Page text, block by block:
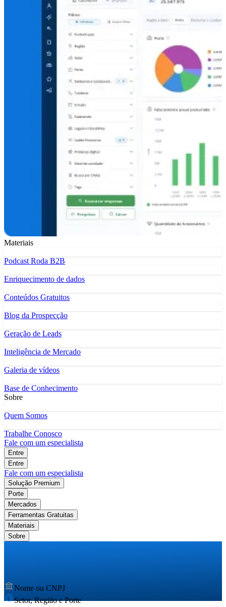
Materiais
Podcast Roda B2B
Enriquecimento de dados
Conteúdos Gratuitos
Blog da Prospecção
Geração de Leads
Inteligência de Mercado
Galeria de vídeos
Base de Conhecimento
Sobre
Quem Somos
Trabalhe Conosco
Fale com um especialista
Entre
Entre
Fale com um especialista
Solução Premium
Porte
Mercados
Ferramentas Gratuitas
Materiais
Sobre
Nome ou CNPJ
Setor, Região e Porte